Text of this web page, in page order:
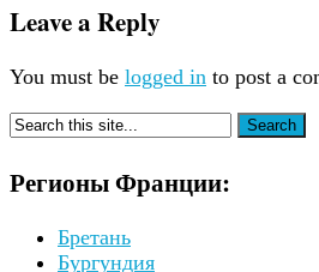
Leave a Reply
You must be logged in to post a
Регионы Франции:
Бретань
Бургундия